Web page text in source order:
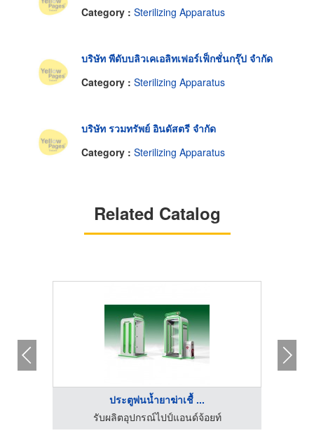
Category : Sterilizing Apparatus
บริษัท พีดับบลิวเคเอลิทเฟอร์เฟ็กชั่นกรุ๊ป จำกัด
Category : Sterilizing Apparatus
บริษัท รวมทรัพย์ อินดัสตรี จำกัด
Category : Sterilizing Apparatus
Related Catalog
ประตูพ่นน้ำยาฆ่าเชื้ ...
รับผลิตอุปกรณ์ไปป์แอนด์จ้อยท์